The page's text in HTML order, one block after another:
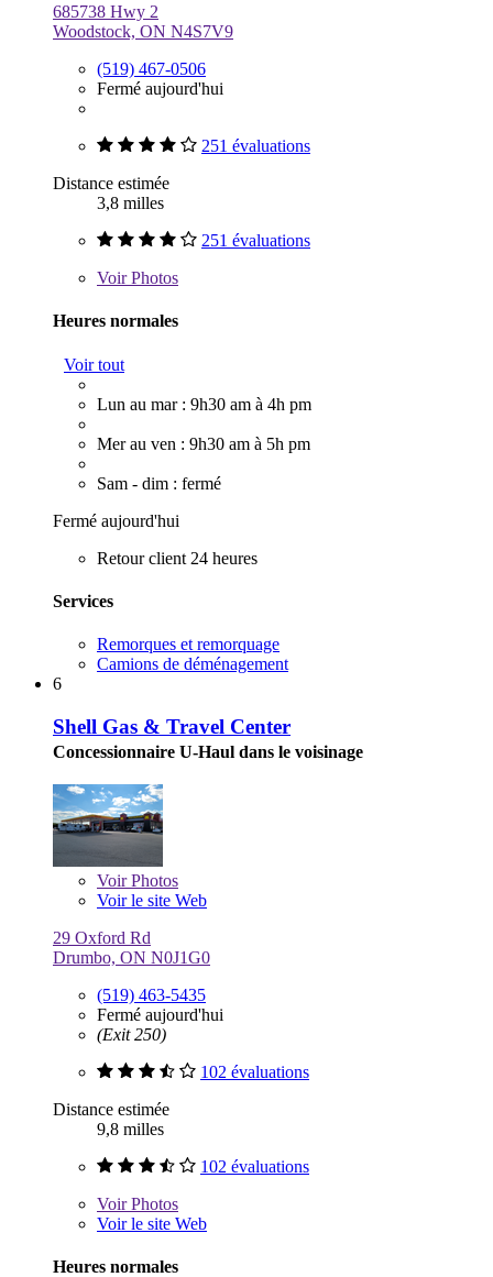
685738 Hwy 2
Woodstock, ON N4S7V9
(519) 467-0506
Fermé aujourd'hui
251 évaluations
Distance estimée
3,8 milles
251 évaluations
VoirPhotos
Heures normales
Voir tout
Lun au mar : 9h30 am à 4h pm
Mer au ven : 9h30 am à 5h pm
Sam - dim : fermé
Fermé aujourd'hui
Retour client 24 heures
Services
Remorques et remorquage
Camions de déménagement
6
Shell Gas & Travel Center
Concessionnaire U-Haul dans le voisinage
VoirPhotos
Voir le site Web
29 Oxford Rd
Drumbo, ON N0J1G0
(519) 463-5435
Fermé aujourd'hui
(Exit 250)
102 évaluations
Distance estimée
9,8 milles
102 évaluations
VoirPhotos
Voir le site Web
Heures normales